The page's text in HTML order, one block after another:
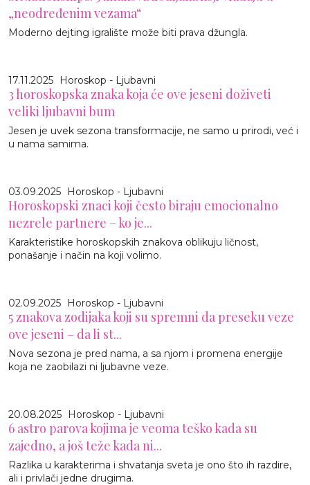
„neodređenim vezama“
Moderno dejting igralište može biti prava džungla.
17.11.2025 Horoskop - Ljubavni
3 horoskopska znaka koja će ove jeseni doživeti
veliki ljubavni bum
Jesen je uvek sezona transformacije, ne samo u prirodi, već i
u nama samima.
03.09.2025 Horoskop - Ljubavni
Horoskopski znaci koji često biraju emocionalno
nezrele partnere – ko je...
Karakteristike horoskopskih znakova oblikuju ličnost,
ponašanje i način na koji volimo.
02.09.2025 Horoskop - Ljubavni
5 znakova zodijaka koji su spremni da preseku veze
ove jeseni – da li st...
Nova sezona je pred nama, a sa njom i promena energije
koja ne zaobilazi ni ljubavne veze.
20.08.2025 Horoskop - Ljubavni
6 astro parova kojima je veoma teško kada su
zajedno, a još teže kada ni...
Razlika u karakterima i shvatanja sveta je ono što ih razdire,
ali i privlači jedne drugima.